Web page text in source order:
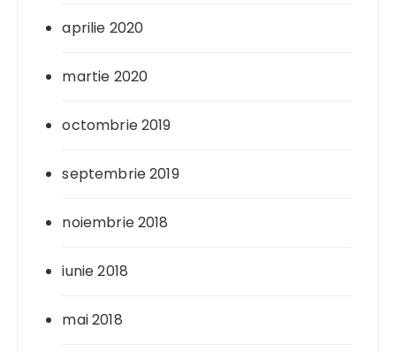
aprilie 2020
martie 2020
octombrie 2019
septembrie 2019
noiembrie 2018
iunie 2018
mai 2018